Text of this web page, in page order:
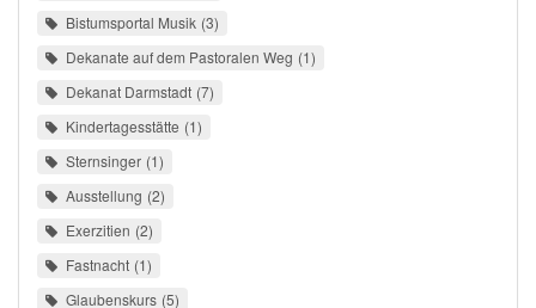
Bistumsportal Musik 3
Dekanate auf dem Pastoralen Weg 1
Dekanat Darmstadt 7
Kindertagesstätte 1
Sternsinger 1
Ausstellung 2
Exerzitien 2
Fastnacht 1
Glaubenskurs 5